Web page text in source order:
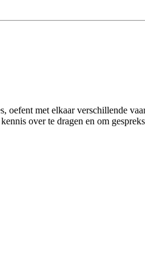
met elkaar verschillende
over te dragen en om